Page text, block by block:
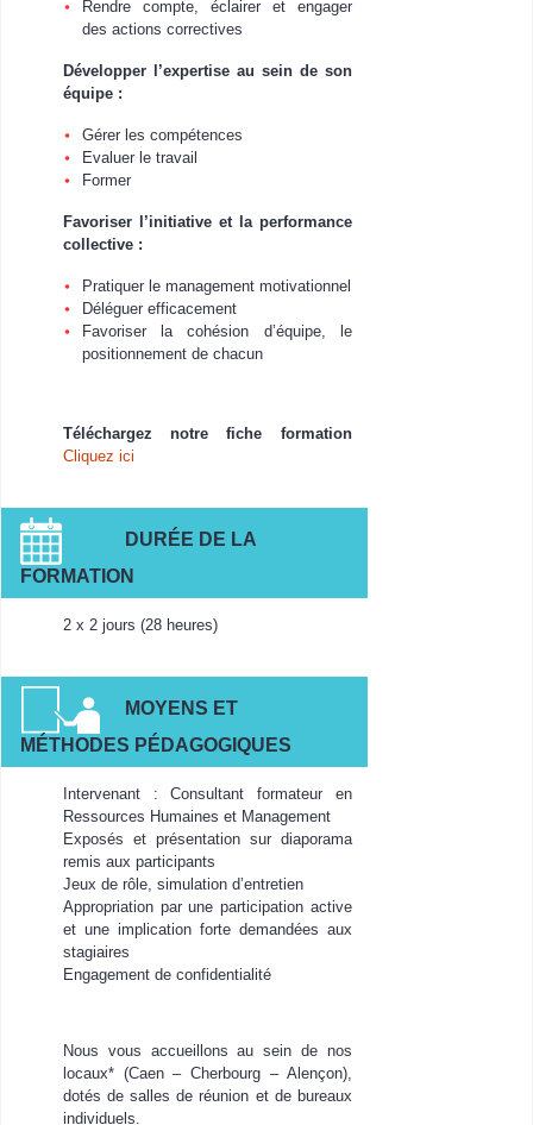
Rendre compte, éclairer et engager
des actions correctives
Développer l’expertise au sein de son
équipe :
Gérer les compétences
Evaluer le travail
Former
Favoriser l’initiative et la performance
collective :
Pratiquer le management motivationnel
Déléguer efficacement
Favoriser la cohésion d’équipe, le
positionnement de chacun
Téléchargez notre fiche formation
Cliquez ici
DURÉE DE LA
FORMATION
2 x 2 jours (28 heures)
MOYENS ET
MÉTHODES PÉDAGOGIQUES
Intervenant : Consultant formateur en
Ressources Humaines et Management
Exposés et présentation sur diaporama
remis aux participants
Jeux de rôle, simulation d’entretien
Appropriation par une participation active
et une implication forte demandées aux
stagiaires
Engagement de confidentialité
Nous vous accueillons au sein de nos
locaux* (Caen – Cherbourg – Alençon),
dotés de salles de réunion et de bureaux
individuels.